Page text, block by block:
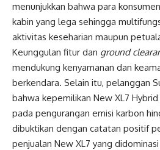
menunjukkan bahwa para
kabin yang lega sehingga
aktivitas keseharian maupun
Keunggulan fitur dan ground
mendukung kenyamanan dan
berkendara. Selain itu, pelanggan
bahwa kepemilikan New XL7
pada pengurangan emisi karbon
dibuktikan dengan catatan positif
penjualan New XL7 yang